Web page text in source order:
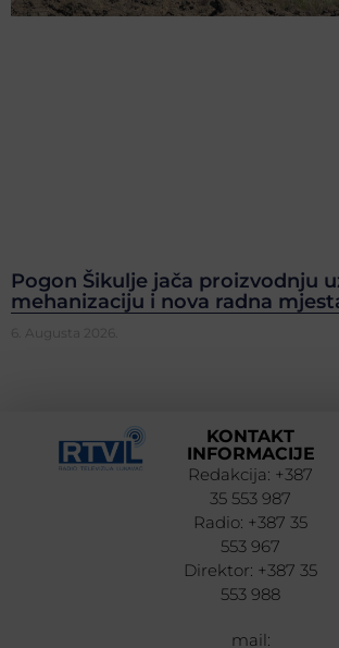
Pogon Šikulje jača proizvodnju
mehanizaciju i nova radna
6. Augusta 2026.
KONTAKT
INFORMACIJE
Redakcija: +387
35 553 987
Radio: +387 35
553 967
Direktor: +387 35
553 988
mail: